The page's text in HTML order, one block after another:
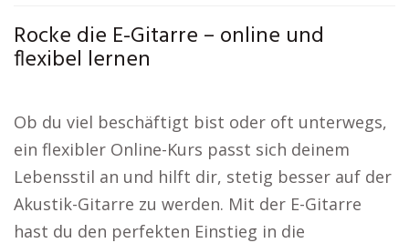
Rocke die E-Gitarre – online und
flexibel lernen
Ob du viel beschäftigt bist oder oft unterwegs,
ein flexibler Online-Kurs passt sich deinem
Lebensstil an und hilft dir, stetig besser auf der
Akustik-Gitarre zu werden. Mit der E-Gitarre
hast du den perfekten Einstieg in die